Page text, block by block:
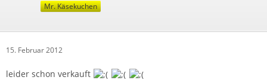
Mr. Käsekuchen
15. Februar 2012
leider schon verkauft